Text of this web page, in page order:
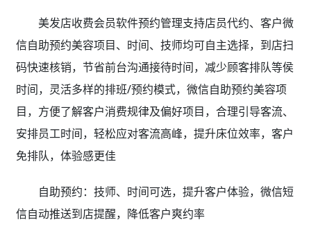
美发店收费会员软件预约管理支持店员代约、客户微
信自助预约美容项目、时间、技师均可自主选择，到店扫
码快速核销，节省前台沟通接待时间，减少顾客排队等侯
时间，灵活多样的排班/预约模式，微信自助预约美容项
目，方便了解客户消费规律及偏好项目，合理引导客流、
安排员工时间，轻松应对客流高峰，提升床位效率，客户
免排队，体验感更佳
自助预约：技师、时间可选，提升客户体验，微信短
信自动推送到店提醒，降低客户爽约率